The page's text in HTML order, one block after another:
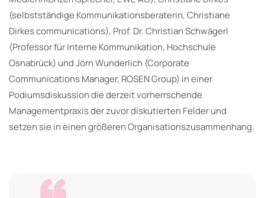
(selbstständige Kommunikationsberaterin, Christiane
Dirkes communications), Prof. Dr. Christian Schwägerl
(Professor für Interne Kommunikation, Hochschule
Osnabrück) und Jörn Wunderlich (Corporate
Communications Manager, ROSEN Group) in einer
Podiumsdiskussion die derzeit vorherrschende
Managementpraxis der zuvor diskutierten Felder und
setzen sie in einen größeren Organisationszusammenhang.